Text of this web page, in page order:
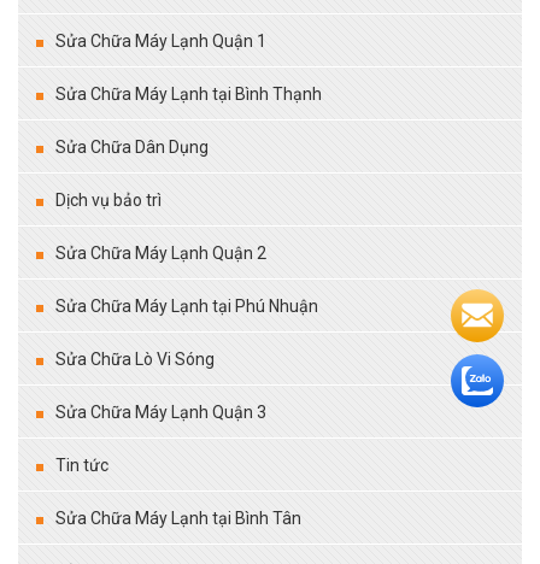
Sửa Chữa Máy Lạnh Quận 1
Sửa Chữa Máy Lạnh tại Bình Thạnh
Sửa Chữa Dân Dụng
Dịch vụ bảo trì
Sửa Chữa Máy Lạnh Quận 2
Sửa Chữa Máy Lạnh tại Phú Nhuận
Sửa Chữa Lò Vi Sóng
Sửa Chữa Máy Lạnh Quận 3
Tin tức
Sửa Chữa Máy Lạnh tại Bình Tân